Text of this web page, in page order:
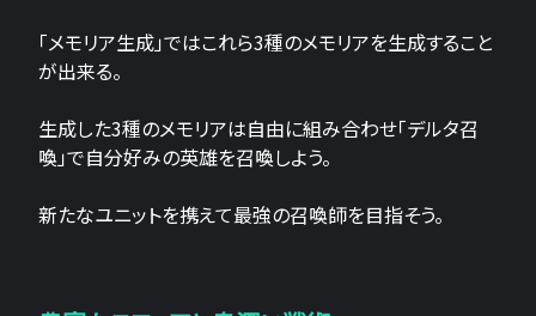
「メモリア生成」ではこれら3種のメモリアを生成すること
が出来る。
生成した3種のメモリアは自由に組み合わせ「デルタ召
喚」で自分好みの英雄を召喚しよう。
新たなユニットを携えて最強の召喚師を目指そう。